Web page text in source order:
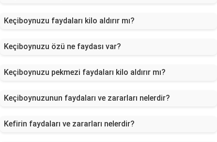
Keçiboynuzu faydaları kilo aldırır mı?
Keçiboynuzu özü ne faydası var?
Keçiboynuzu pekmezi faydaları kilo aldırır mı?
Keçiboynuzunun faydaları ve zararları nelerdir?
Kefirin faydaları ve zararları nelerdir?